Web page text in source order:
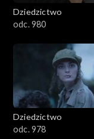
Dziedzictwo
odc. 980
Dziedzictwo
odc. 978